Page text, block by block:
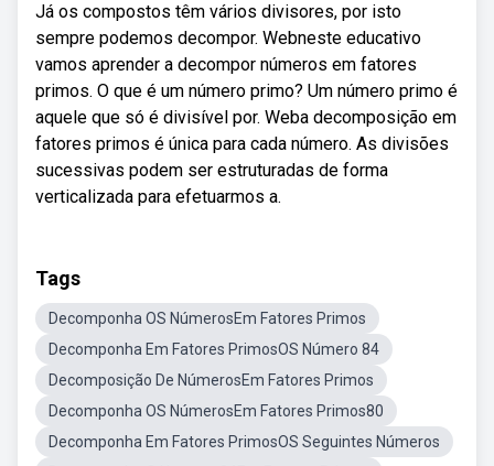
Já os compostos têm vários divisores, por isto
sempre podemos decompor. Webneste educativo
vamos aprender a decompor números em fatores
primos. O que é um número primo? Um número primo é
aquele que só é divisível por. Weba decomposição em
fatores primos é única para cada número. As divisões
sucessivas podem ser estruturadas de forma
verticalizada para efetuarmos a.
Tags
Decomponha OS NúmerosEm Fatores Primos
Decomponha Em Fatores PrimosOS Número 84
Decomposição De NúmerosEm Fatores Primos
Decomponha OS NúmerosEm Fatores Primos80
Decomponha Em Fatores PrimosOS Seguintes Números